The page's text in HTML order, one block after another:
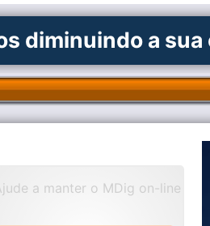
diminuindo a
a manter o MDig on-line